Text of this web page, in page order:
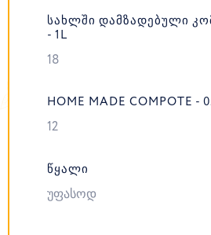
ᲡᲐᲮᲚᲨᲘ ᲓᲐᲛᲖᲐᲓᲔᲑᲣᲚᲘ
- 1L
18
HOME MADE COMPOTE -
12
ᲬᲧᲐᲚᲘ
უფასოდ